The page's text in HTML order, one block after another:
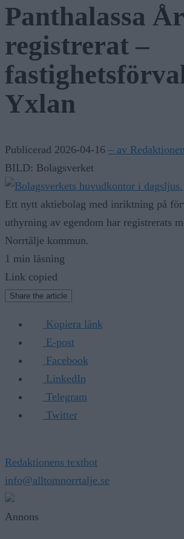
Panthalassa
registrerat –
Yxlan
Publicerad 2026-04-16 – av
BILD: Bolagsverket
Ett nytt aktiebolag med inriktning på
uthyrning av egendom har registrerats
Norrtälje kommun.
1 min läsning
Link copied
Share the article
Kopiera länk
E-post
Facebook
LinkedIn
Telegram
Twitter
Redaktionens textbot
info@alltomnorrtalje.se
Annons